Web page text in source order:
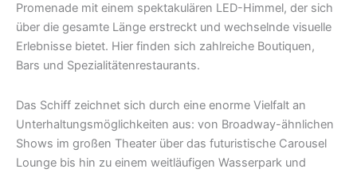
Promenade mit einem spektakulären LED-Himmel, der sich
über die gesamte Länge erstreckt und wechselnde visuelle
Erlebnisse bietet. Hier finden sich zahlreiche Boutiquen,
Bars und Spezialitätenrestaurants.
Das Schiff zeichnet sich durch eine enorme Vielfalt an
Unterhaltungsmöglichkeiten aus: von Broadway-ähnlichen
Shows im großen Theater über das futuristische Carousel
Lounge bis hin zu einem weitläufigen Wasserpark und